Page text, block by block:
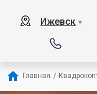
Ижевск ▼
Главная /